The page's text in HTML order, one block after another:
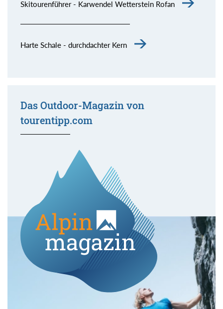
Skitourenführer - Karwendel Wetterstein Rofan
Harte Schale - durchdachter Kern
Das Outdoor-Magazin von
tourentipp.com